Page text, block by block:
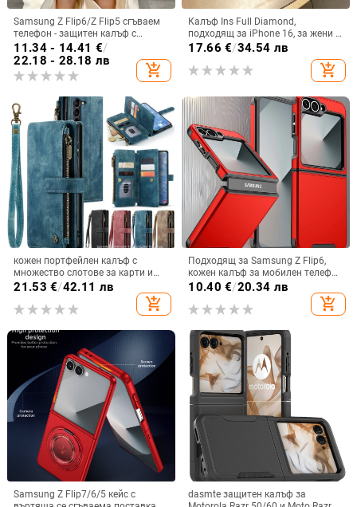
Samsung Z Flip6/Z Flip5 сгъваем
телефон - защитен калъф с
блестяща гривна
11.34 - 14.41 €/
22.18 - 28.18 лв
add_shopping_cart
Калъф Ins Full Diamond,
подходящ за iPhone 16, за жени с
14-инчова личност, огледална
рамка с 13 големи отвора и
електролитно покритие, с
диаманти Ins Full Diamond.
17.66 €/34.54 лв
add_shopping_cart
кожен портфейлен калъф с
множество слотове за карти и
цип за iPhone 11–17 Pro Max, XR,
21.53 €/42.11 лв
add_shopping_cart
Подходящ за Samsung Z Flip6,
кожен калъф за мобилен телефон
Flip5, твърд двустранен калъф
против падане за Flip7, защитен
калъф Armor
10.40 €/20.34 лв
add_shopping_cart
Samsung Z Flip7/6/5 кейс с
dasmte защитен калъф за